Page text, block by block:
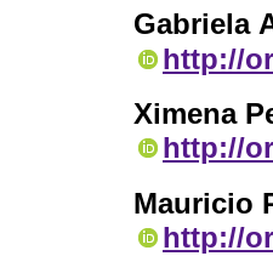
Gabriela
http://
Ximena
http://
Mauricio
http://